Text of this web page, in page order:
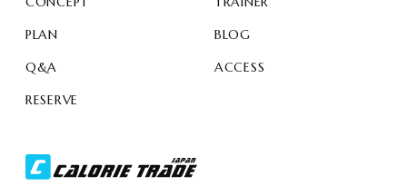
PLAN
BLOG
Q&A
ACCESS
RESERVE